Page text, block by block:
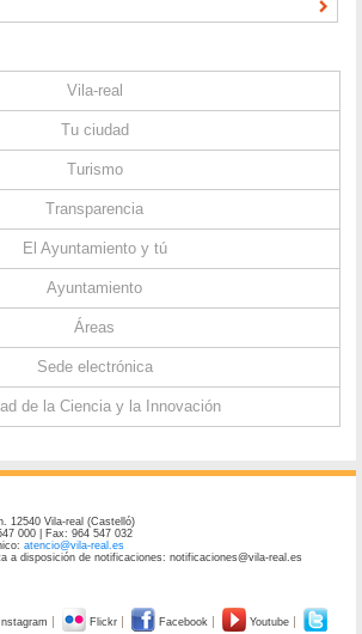
Vila-real
Tu ciudad
Turismo
Transparencia
El Ayuntamiento y tú
Ayuntamiento
Áreas
Sede electrónica
de la Ciencia y la Innovación
12540 Vila-real (Castelló)
000 | Fax: 964 547 032
atencio@vila-real.es
a disposición de notificaciones: notificaciones@vila-real.es
Instagram Flickr Facebook Youtube